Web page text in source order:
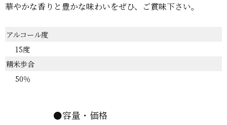
華やかな香りと豊かな味わいをぜひ、ご賞味下さい。
アルコール度
15度
精米歩合
50％
●容量・価格